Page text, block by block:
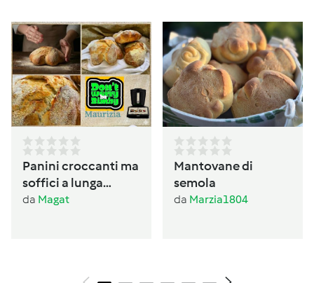
Panini croccanti ma
soffici a lunga
lievitazione
da Magat
Mantovane di
semola
da Marzia1804